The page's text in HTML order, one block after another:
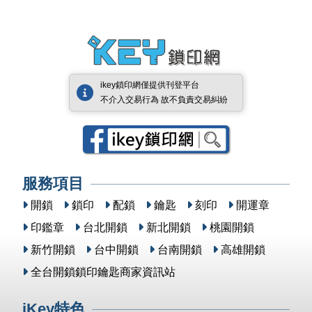
ikey鎖印網僅提供刊登平台
不介入交易行為 故不負責交易糾紛
服務項目
開鎖 鎖印 配鎖 鑰匙 刻印
開運章
印鑑章
台北開鎖 新北開鎖
桃園開鎖
新竹開鎖
台中開鎖 台南開鎖
高雄開鎖
全台開鎖鎖印鑰匙商家資訊站